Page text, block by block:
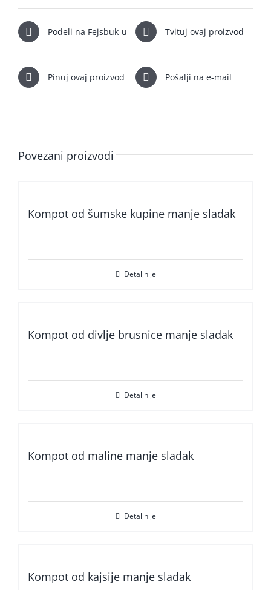
Podeli na Fejsbuk-u Tvituj ovaj proizvod
Pinuj ovaj proizvod Pošalji na e-mail
Povezani proizvodi
Kompot od šumske kupine manje sladak
Detaljnije
Kompot od divlje brusnice manje sladak
Detaljnije
Kompot od maline manje sladak
Detaljnije
Kompot od kajsije manje sladak